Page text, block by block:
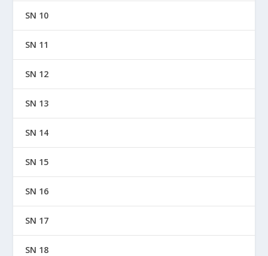
SN 10
SN 11
SN 12
SN 13
SN 14
SN 15
SN 16
SN 17
SN 18